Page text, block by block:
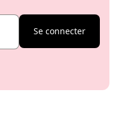
Se connecter